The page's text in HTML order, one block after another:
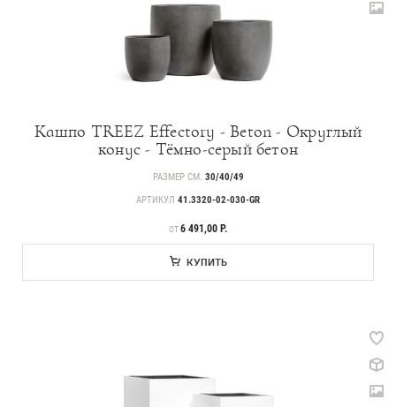
Кашпо TREEZ Effectory - Beton - Округлый
конус - Тёмно-серый бетон
РАЗМЕР СМ. 30/40/49
АРТИКУЛ 41.3320-02-030-GR
ЦЕНА
ОТ6 491,00 Р.
КУПИТЬ